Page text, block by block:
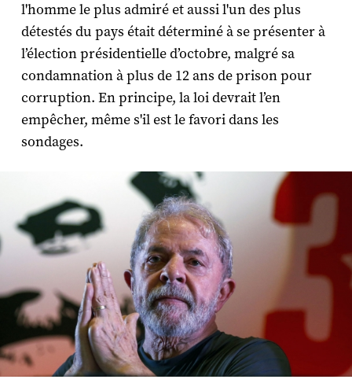
l'homme le plus admiré et aussi l'un des plus
détestés du pays était déterminé à se présenter à
l’élection présidentielle d’octobre, malgré sa
condamnation à plus de 12 ans de prison pour
corruption. En principe, la loi devrait l’en
empêcher, même s'il est le favori dans les
sondages.